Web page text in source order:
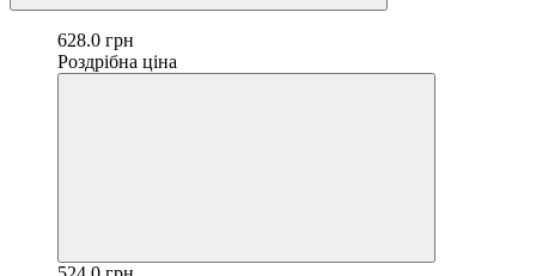
628.0 грн
Роздрібна ціна